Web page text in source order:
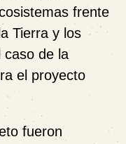
frente
Tierra y los
caso de la
el proyecto
fueron